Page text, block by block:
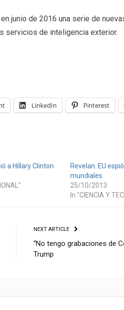
junio de 2016 una serie de
servicios de inteligencia exterior.
LinkedIn Pinterest
a Hillary Clinton
Revelan: EU
mundiales
25/10/2013
In "CIENCIA Y
NEXT ARTICLE
“No tengo grabaciones de
Trump